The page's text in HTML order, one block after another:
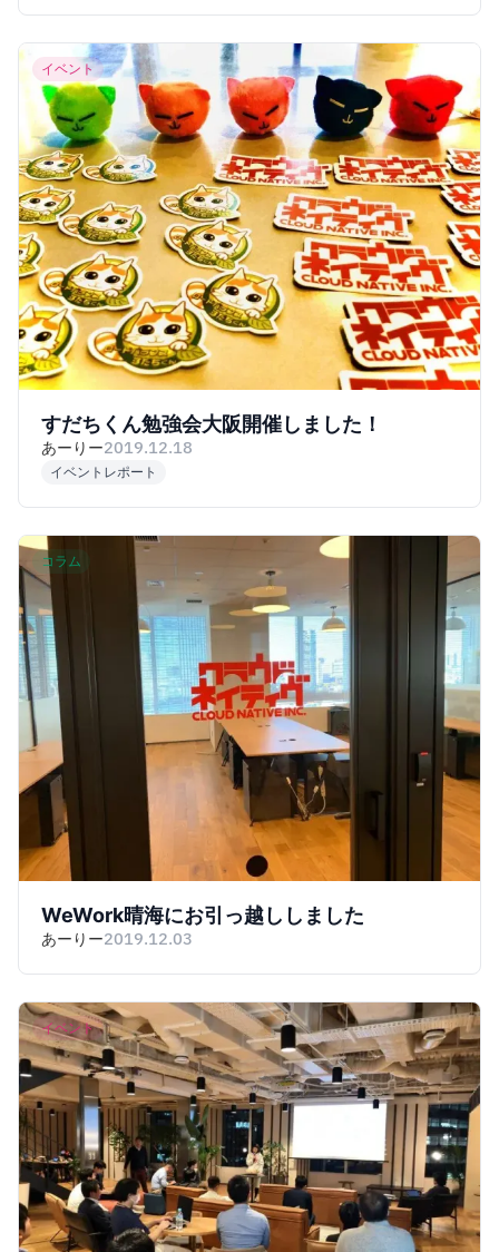
イベント
すだちくん勉強会大阪開催しました！
あーりー2019.12.18
イベントレポート
コラム
WeWork晴海にお引っ越ししました
あーりー2019.12.03
イベント